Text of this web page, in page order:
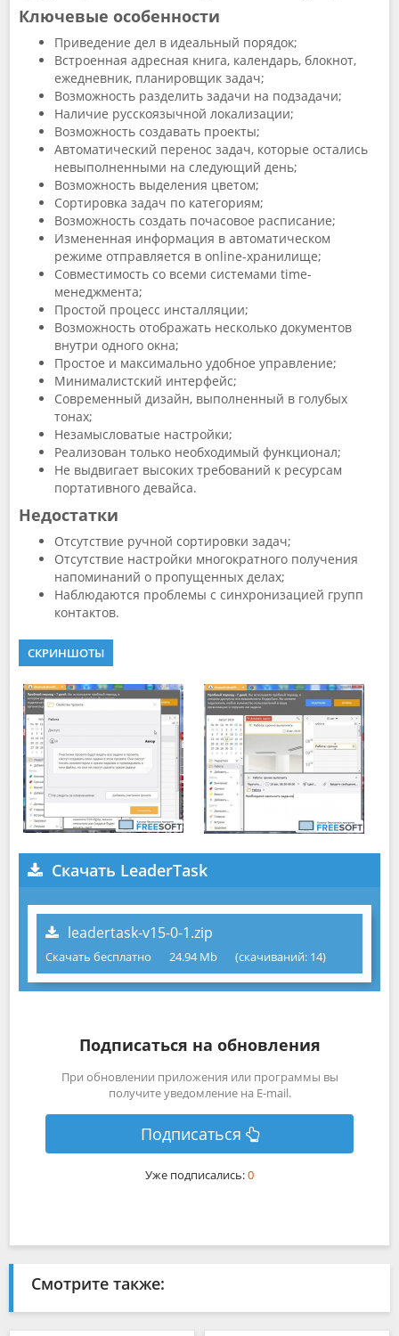
Ключевые особенности
Приведение дел в идеальный порядок;
Встроенная адресная книга, календарь, блокнот,
ежедневник, планировщик задач;
Возможность разделить задачи на подзадачи;
Наличие русскоязычной локализации;
Возможность создавать проекты;
Автоматический перенос задач, которые остались
невыполненными на следующий день;
Возможность выделения цветом;
Сортировка задач по категориям;
Возможность создать почасовое расписание;
Измененная информация в автоматическом
режиме отправляется в online-хранилище;
Совместимость со всеми системами time-
менеджмента;
Простой процесс инсталляции;
Возможность отображать несколько документов
внутри одного окна;
Простое и максимально удобное управление;
Минималистский интерфейс;
Современный дизайн, выполненный в голубых
тонах;
Незамысловатые настройки;
Реализован только необходимый функционал;
Не выдвигает высоких требований к ресурсам
портативного девайса.
Недостатки
Отсутствие ручной сортировки задач;
Отсутствие настройки многократного получения
напоминаний о пропущенных делах;
Наблюдаются проблемы с синхронизацией групп
контактов.
СКРИНШОТЫ
Скачать LeaderTask
leadertask-v15-0-1.zip
Скачать бесплатно 24.94 Mb (cкачиваний: 14)
Подписаться на обновления
При обновлении приложения или программы вы
получите уведомление на E-mail.
Подписаться
Уже подписались:0
Смотрите также: